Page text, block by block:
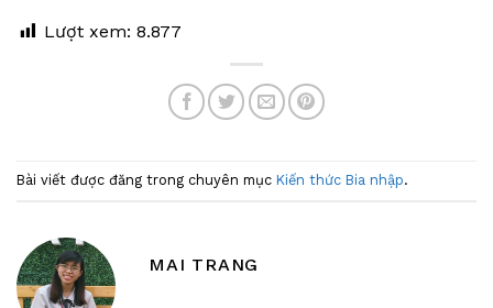
Lượt xem: 8.877
Bài viết được đăng trong chuyên mục Kiến thức Bia nhập.
MAI TRANG